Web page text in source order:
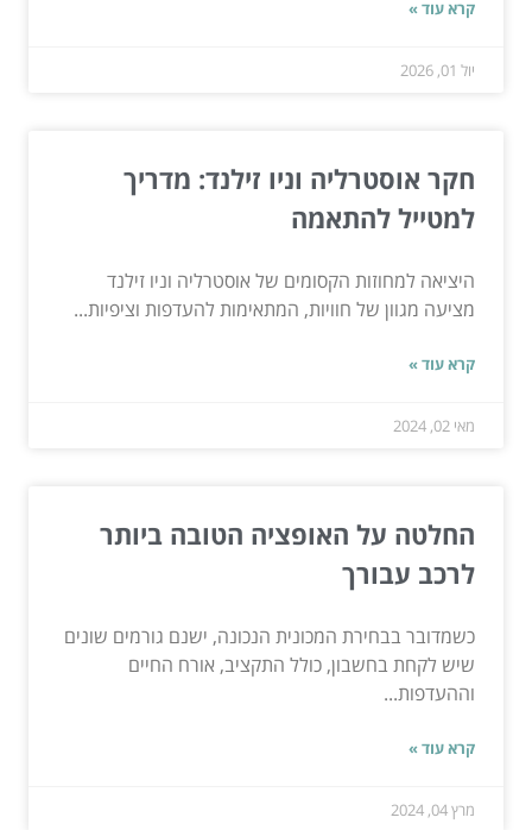
קרא עוד »
יול 01, 2026
חקר אוסטרליה וניו זילנד: מדריך
למטייל להתאמה
היציאה למחוזות הקסומים של אוסטרליה וניו זילנד
מציעה מגוון של חוויות, המתאימות להעדפות וציפיות...
קרא עוד »
מאי 02, 2024
החלטה על האופציה הטובה ביותר
לרכב עבורך
כשמדובר בבחירת המכונית הנכונה, ישנם גורמים שונים
שיש לקחת בחשבון, כולל התקציב, אורח החיים
וההעדפות...
קרא עוד »
מרץ 04, 2024